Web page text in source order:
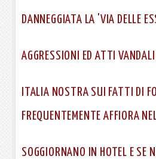
DANNEGGIATA LA 'VIA DELLE
AGGRESSIONI ED ATTI
ITALIA NOSTRA SUI FATTI DI
FREQUENTEMENTE AFFIORA
SOGGIORNANO IN HOTEL E SE